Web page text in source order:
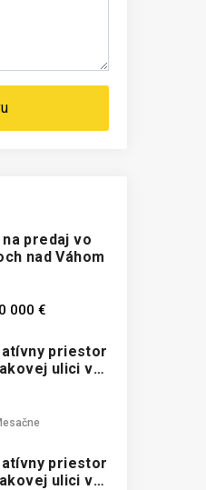
predaj vo
nad Váhom
Váhom, Vinohrady nad Váhom
000 €
priestor
ulici v
5 a
pole,
Bratislava-Nové Mesto
priestor
ulici v